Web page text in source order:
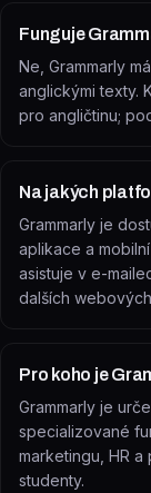
Funguje
Ne, Grammarly
anglickými texty.
pro angličtinu;
Na jakých
Grammarly je
aplikace a
asistuje v e-
dalších
Pro koho je
Grammarly je
specializované
marketingu, HR
studenty.